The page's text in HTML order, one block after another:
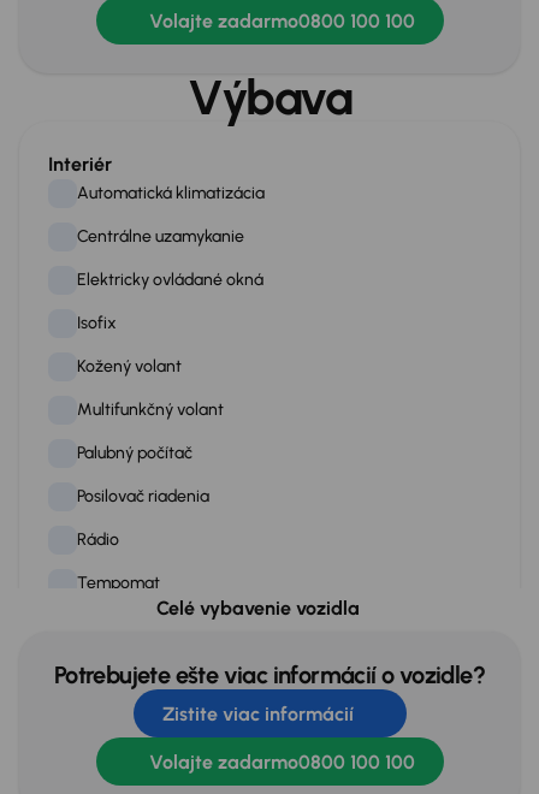
Volajte zadarmo0800 100 100
Výbava
Interiér
Automatická klimatizácia
Centrálne uzamykanie
Elektricky ovládané okná
Isofix
Kožený volant
Multifunkčný volant
Palubný počítač
Posilovač riadenia
Rádio
Tempomat
Elektricky ovládané zrkadlá
Elektricky sklopné zrkadlá
Celé vybavenie vozidla
Potrebujete ešte viac informácií o vozidle?
Zistite viac informácií
Volajte zadarmo0800 100 100